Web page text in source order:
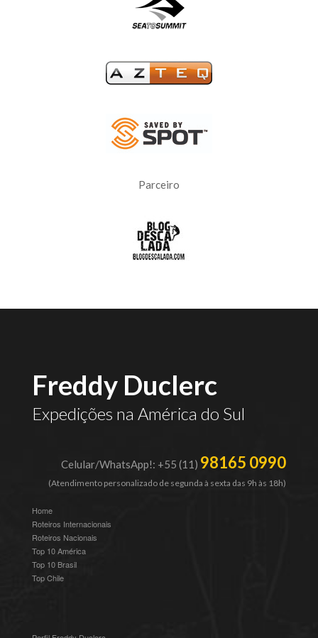
Parceiro
Freddy Duclerc
Expedições na América do Sul
Celular/WhatsApp!: +55 (11) 98165 0990
(Atendimento personalizado de segunda à sexta das 9h às 18h)
Home
Roteiros Internacionais
Roteiros Nacionais
Top 10 América
Top 10 Brasil
Top Chile